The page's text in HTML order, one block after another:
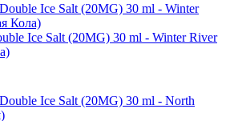
Ice Salt (20MG) 30 ml - Winter River